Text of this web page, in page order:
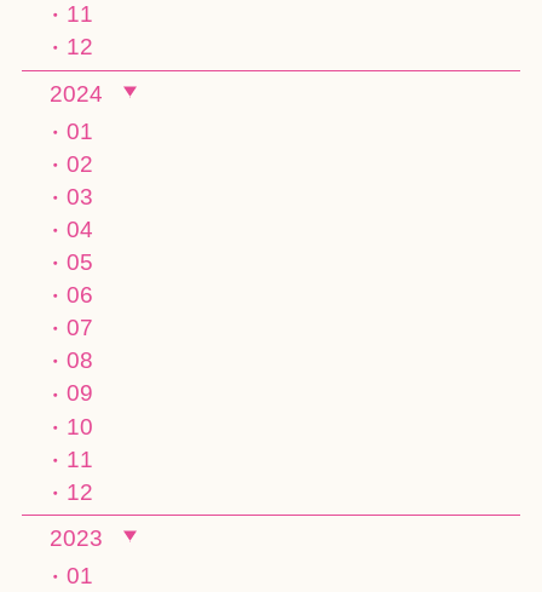
11
12
2024
01
02
03
04
05
06
07
08
09
10
11
12
2023
01